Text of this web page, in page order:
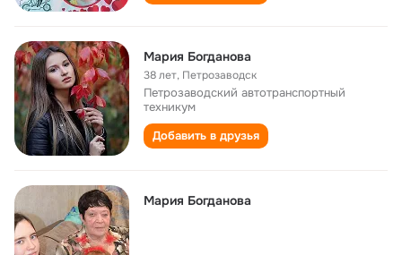
Мария Богданова
38 лет, Петрозаводск
Петрозаводский автотранспортный
техникум
Добавить в друзья
Мария Богданова